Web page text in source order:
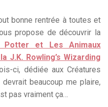
bonne rentrée à toutes et
propose de découvrir la
Potter et Les Animaux
J.K. Rowling’s Wizarding
ci, dédiée aux Créatures
beaucoup me plaire,
pas vraiment ça…